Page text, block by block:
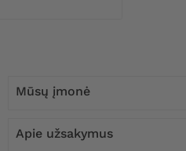
Mūsų įmonė
Apie užsakymus